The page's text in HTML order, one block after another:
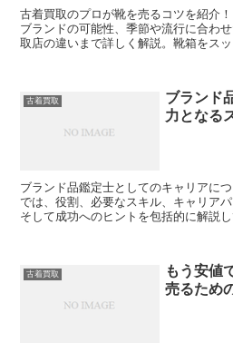
古着買取のプロが靴を売るコツを紹介
ブランドの可能性、季節や流行に合わ
取店の違いまで詳しく解説。靴箱をス
古着買取
ブランド
力となる
ブランド品鑑定士としてのキャリアに
では、役割、必要なスキル、キャリア
そして成功へのヒントを包括的に解説
古着買取
もう安値
売るため